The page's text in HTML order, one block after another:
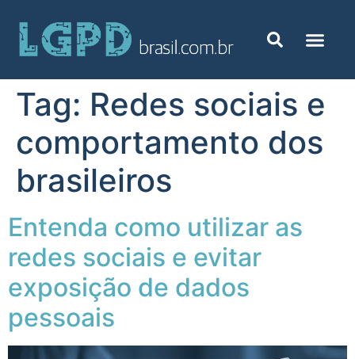
Tag: Redes sociais e
comportamento dos
brasileiros
Entenda como utilizar as
redes sociais e evitar
exposição de dados
pessoais